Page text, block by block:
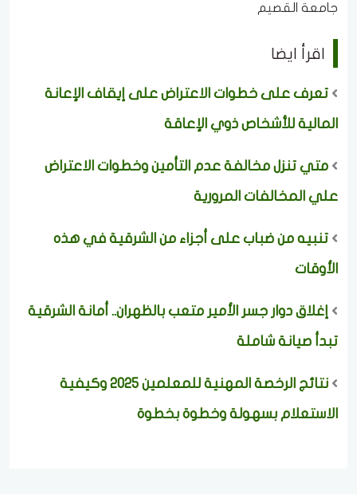
جامعة القصيم
اقرأ ايضا
تعرف على خطوات الاعتراض على إيقاف الإعانة
المالية للأشخاص ذوي الإعاقة
متي تنزل مخالفة عدم التأمين وخطوات الاعتراض
علي المخالفات المرورية
تنبيه من ضباب على أجزاء من الشرقية في هذه
الأوقات
إغلاق دوار جسر الأمير متعب بالظهران.. أمانة الشرقية
تبدأ صيانة شاملة
نتائج الرخصة المهنية للمعلمين 2025 وكيفية
الاستعلام بسهولة وخطوة بخطوة